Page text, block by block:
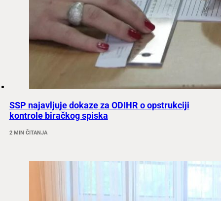
SSP najavljuje dokaze za ODIHR o opstrukciji
kontrole biračkog spiska
2 MIN ČITANJA